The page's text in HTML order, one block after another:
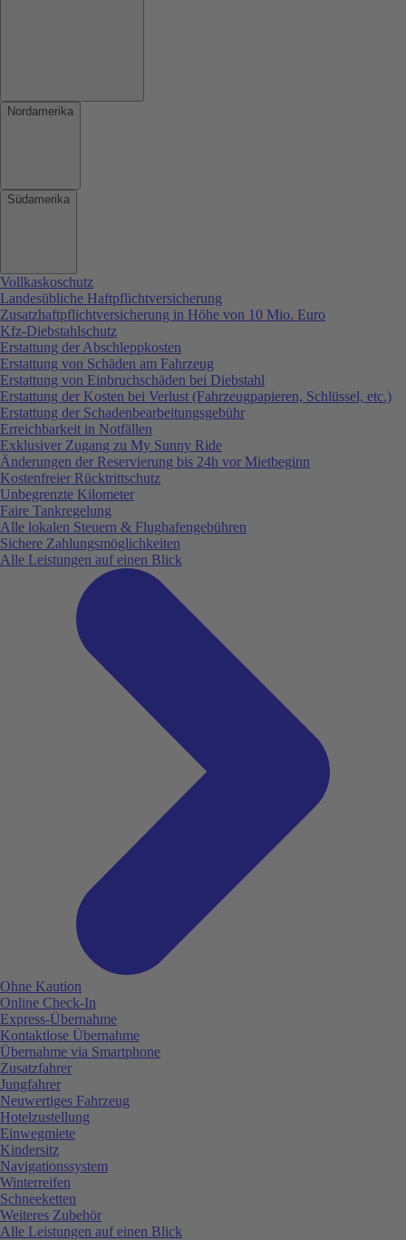
Nordamerika
Südamerika
Vollkaskoschutz
Landesübliche Haftpflichtversicherung
Zusatzhaftpflichtversicherung in Höhe von 10 Mio. Euro
Kfz-Diebstahlschutz
Erstattung der Abschleppkosten
Erstattung von Schäden am Fahrzeug
Erstattung von Einbruchschäden bei Diebstahl
Erstattung der Kosten bei Verlust (Fahrzeugpapieren, Schlüssel, etc.)
Erstattung der Schadenbearbeitungsgebühr
Erreichbarkeit in Notfällen
Exklusiver Zugang zu My Sunny Ride
Änderungen der Reservierung bis 24h vor Mietbeginn
Kostenfreier Rücktrittschutz
Unbegrenzte Kilometer
Faire Tankregelung
Alle lokalen Steuern & Flughafengebühren
Sichere Zahlungsmöglichkeiten
Alle Leistungen auf einen Blick
Ohne Kaution
Online Check-In
Express-Übernahme
Kontaktlose Übernahme
Übernahme via Smartphone
Zusatzfahrer
Jungfahrer
Neuwertiges Fahrzeug
Hotelzustellung
Einwegmiete
Kindersitz
Navigationssystem
Winterreifen
Schneeketten
Weiteres Zubehör
Alle Leistungen auf einen Blick